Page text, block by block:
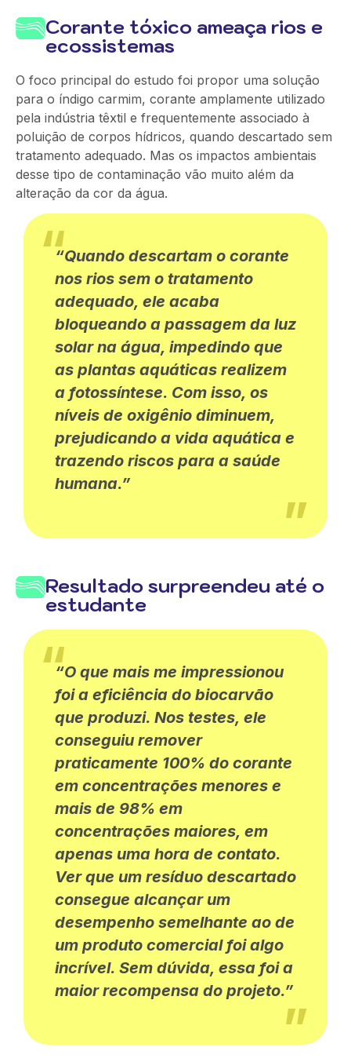
Corante tóxico ameaça rios e
ecossistemas
O foco principal do estudo foi propor uma solução
para o índigo carmim, corante amplamente utilizado
pela indústria têxtil e frequentemente associado à
poluição de corpos hídricos, quando descartado sem
tratamento adequado. Mas os impactos ambientais
desse tipo de contaminação vão muito além da
alteração da cor da água.
“Quando descartam o corante
nos rios sem o tratamento
adequado, ele acaba
bloqueando a passagem da luz
solar na água, impedindo que
as plantas aquáticas realizem
a fotossíntese. Com isso, os
níveis de oxigênio diminuem,
prejudicando a vida aquática e
trazendo riscos para a saúde
humana.”
Resultado surpreendeu até o
estudante
“O que mais me impressionou
foi a eficiência do biocarvão
que produzi. Nos testes, ele
conseguiu remover
praticamente 100% do corante
em concentrações menores e
mais de 98% em
concentrações maiores, em
apenas uma hora de contato.
Ver que um resíduo descartado
consegue alcançar um
desempenho semelhante ao de
um produto comercial foi algo
incrível. Sem dúvida, essa foi a
maior recompensa do projeto.”